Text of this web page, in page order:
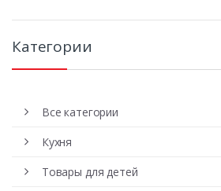
Категории
Все категории
Кухня
Товары для детей